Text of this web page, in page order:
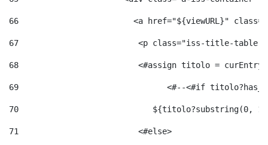
66
<a href="${viewURL}"
67
<p class="iss-title-
68
<#assign titolo =
69
<#--
70
${titolo?substring(0,
71
                         <#else>